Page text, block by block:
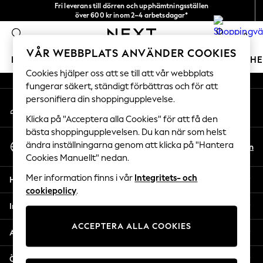
Fri leverans till dörren och upphämtningsställen
över 600 kr inom 2–4 arbetsdagar*
0
FLICKOR POJKAR BABY DAMER HERRAR
GIRLS
New In
50 - 92cm (0 - 24 months)
98 - 110cm (3 - 5 years)
116 - 134cm (6 - 9 years)
140 - 174cm (10 - 15+ years)
Trending: Top & Short Sets
Trending: Clogs
All Clothing
Coats & Jackets
Sweatshirts & Hoodies
An error occurred on client
Våra sociala nätverk
Mitt konto
Logga in på ditt konto
Välj Språk
Svenska
Sv En
Hjälp
Integritet & Juridik
Avdelningar
Övriga tjänster
VÅR WEBBPLATS ANVÄNDER COOKIES
Cookies hjälper oss att se till att vår webbplats
fungerar säkert, ständigt förbättras och för att
personifiera din shoppingupplevelse.
Klicka på "Acceptera alla Cookies" för att få den
bästa shoppingupplevelsen. Du kan när som helst
ändra inställningarna genom att klicka på "Hantera
Cookies Manuellt" nedan.
Mer information finns i vår Integritets- och
cookiepolicy.
ACCEPTERA ALLA COOKIES